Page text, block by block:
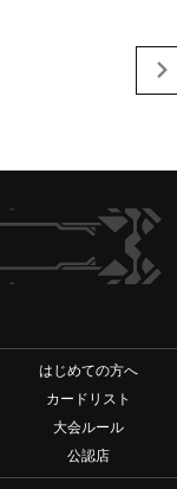
はじめての方へ
カードリスト
大会ルール
公認店